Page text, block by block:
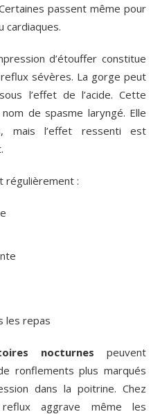
passent même pour
cardiaques.
d’étouffer constitue
sévères. La gorge peut
l’effet de l’acide. Cette
de spasme laryngé. Elle
mais l’effet ressenti est
régulièrement :
les repas
nocturnes peuvent
ronflements plus marqués
dans la poitrine. Chez
aggrave même les